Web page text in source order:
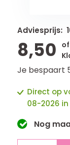
Adviesprijs:
8,50
Je bespaart
Direct op
08-2026 in
Nog